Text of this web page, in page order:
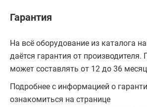
Гарантия
На всё оборудование из каталога
даётся гарантия от производителя.
может составлять от 12 до 36
Подробнее с информацией о
ознакомиться на странице